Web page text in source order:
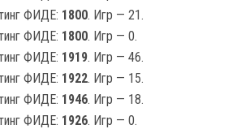
ФИДЕ: 1800. Игр — 21.
ФИДЕ: 1800. Игр — 0.
ФИДЕ: 1919. Игр — 46.
ФИДЕ: 1922. Игр — 15.
ФИДЕ: 1946. Игр — 18.
ФИДЕ: 1926. Игр — 0.